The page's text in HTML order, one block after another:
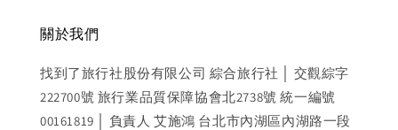
關於我們
找到了旅行社股份有限公司 綜合旅行社 │ 交觀綜字
222700號 旅行業品質保障協會北2738號 統一編號
00161819 │ 負責人 艾施鴻 台北市內湖區內湖路一段